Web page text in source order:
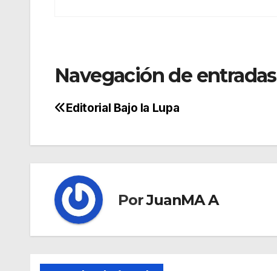
Navegación de entradas
Editorial Bajo la Lupa
PorJuanMA A